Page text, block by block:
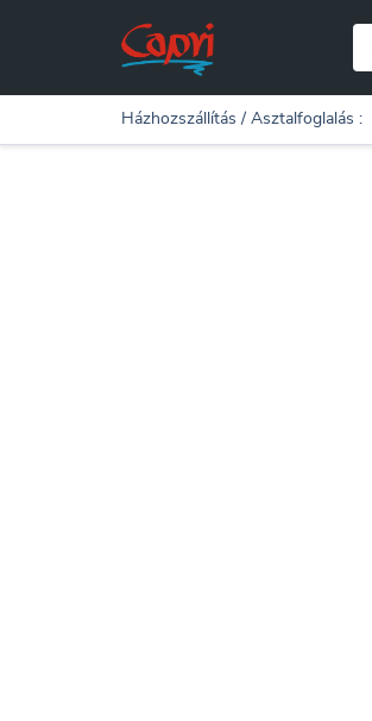
Házhozszállítás / Asztalfoglalás :